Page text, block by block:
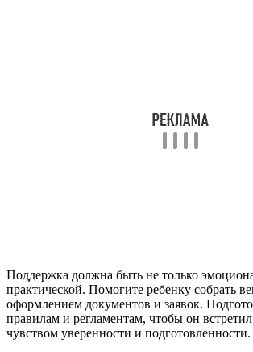
Поддержка должна быть не только
практической. Помогите ребенку собрать
оформлением документов и заявок.
правилам и регламентам, чтобы он
чувством уверенности и подготовленности.